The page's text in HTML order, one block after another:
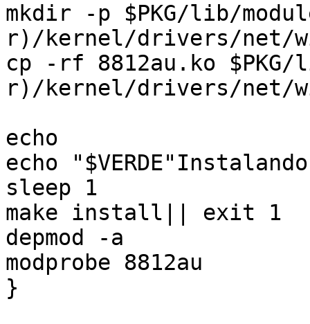
mkdir -p $PKG/lib/
r)/kernel/drivers/net/
cp -rf 8812au.ko $PKG/
r)/kernel/drivers/net/
echo
echo
sleep 1
make install|| exit 1
depmod -a
modprobe 8812au
}